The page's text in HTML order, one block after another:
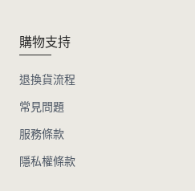
購物支持
退換貨流程
常見問題
服務條款
隱私權條款